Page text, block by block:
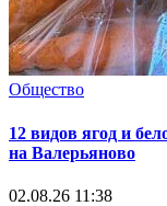
Общество
12 видов ягод и
на Валерьяново
02.08.26 11:38